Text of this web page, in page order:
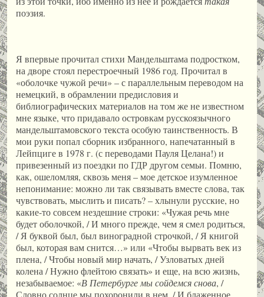
поэзия.
Я впервые прочитал стихи Мандельштама подростком,
на дворе стоял перестроечный 1986 год. Прочитал в
«оболочке чужой речи» – с параллельным переводом на
немецкий, в обрамлении предисловия и
библиографических материалов на том же не известном
мне языке, что придавало островкам русскоязычного
мандельштамовского текста особую таинственность. В
мои руки попал сборник избранного, напечатанный в
Лейпциге в 1978 г. (с переводами Пауля Целана!) и
привезенный из поездки по ГДР другом семьи. Помню,
как, ошеломляя, сквозь меня – мое детское изумленное
непонимание: можно ли так связывать вместе слова, так
чувствовать, мыслить и писать? – хлынули русские, но
какие-то совсем нездешние строки: «Чужая речь мне
будет оболочкой, / И много прежде, чем я смел родиться,
/ Я буквой был, был виноградной строчкой, / Я книгой
был, которая вам снится…» или «Чтобы вырвать век из
плена, / Чтобы новый мир начать, / Узловатых дней
колена / Нужно флейтою связать» и еще, на всю жизнь,
незабываемое: «В Петербурге мы сойдемся снова, /
Словно солнце мы похоронили в нем, / И блаженное,